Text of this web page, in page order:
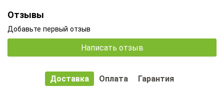
Отзывы
Добавьте первый отзыв
Написать отзыв
Доставка Оплата Гарантия